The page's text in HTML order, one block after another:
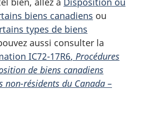
biens canadiens ou
types de biens
aussi consulter la
IC72-17R6, Procédures
de biens canadiens
non-résidents du Canada –